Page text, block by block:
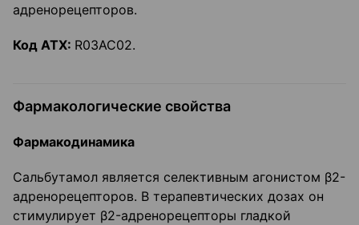
адренорецепторов.
Код ATX: R03AC02.
Фармакологические свойства
Фармакодинамика
Сальбутамол является селективным агонистом β2-
адренорецепторов. В терапевтических дозах он
стимулирует β2-адренорецепторы гладкой